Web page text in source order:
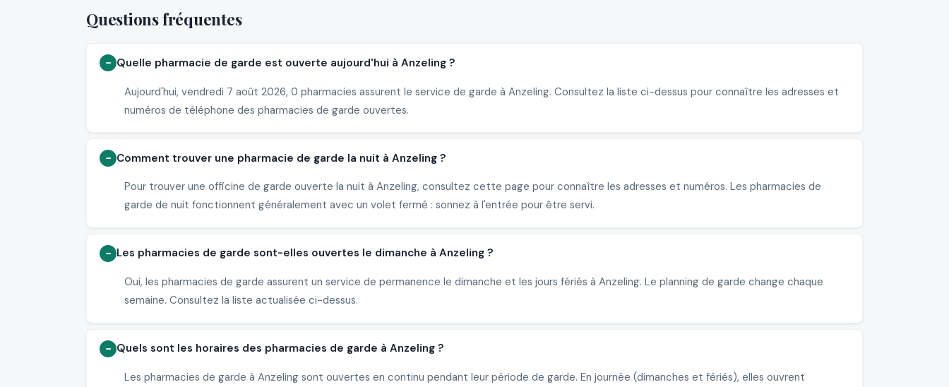
Questions fréquentes
Quelle pharmacie de garde est ouverte aujourd'hui à Anzeling ?
Aujourd'hui, vendredi 7 août 2026, 0 pharmacies assurent le service de garde à Anzeling. Consultez la liste ci-dessus pour connaître les adresses et
numéros de téléphone des pharmacies de garde ouvertes.
Comment trouver une pharmacie de garde la nuit à Anzeling ?
Pour trouver une officine de garde ouverte la nuit à Anzeling, consultez cette page pour connaître les adresses et numéros. Les pharmacies de
garde de nuit fonctionnent généralement avec un volet fermé : sonnez à l'entrée pour être servi.
Les pharmacies de garde sont-elles ouvertes le dimanche à Anzeling ?
Oui, les pharmacies de garde assurent un service de permanence le dimanche et les jours fériés à Anzeling. Le planning de garde change chaque
semaine. Consultez la liste actualisée ci-dessus.
Quels sont les horaires des pharmacies de garde à Anzeling ?
Les pharmacies de garde à Anzeling sont ouvertes en continu pendant leur période de garde. En journée (dimanches et fériés), elles ouvrent